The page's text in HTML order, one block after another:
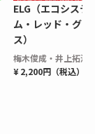
ELG（エコシステ
ム・レッド・グロ
ス）
梅木俊成・井上拓海
¥ 2,200円（税込）